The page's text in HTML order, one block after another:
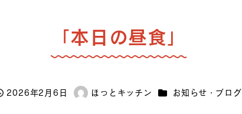
「本日の昼食」
稿日
2026年2月6日
著
ほっとキッチン カテゴリー
お知らせ・ブログ